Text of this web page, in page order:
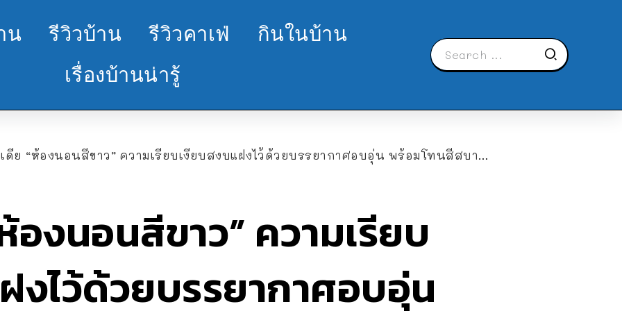
น รีวิวบ้าน รีวิวคาเฟ่
กินในบ้าน
เรื่องบ้านน่ารู้
ดีย “ห้องนอนสีขาว” ความเรียบเงียบสงบแฝงไว้ด้วยบรรยากาศอบอุ่น พร้อมโทนสีสบายตา
องนอนสีขาว” ความเรียบ
งไว้ด้วยบรรยากาศอบอุ่น